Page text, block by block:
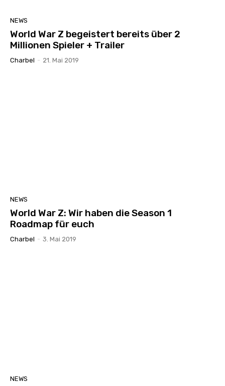
NEWS
World War Z begeistert bereits über 2
Millionen Spieler + Trailer
Charbel - 21. Mai 2019
NEWS
World War Z: Wir haben die Season 1
Roadmap für euch
Charbel - 3. Mai 2019
NEWS